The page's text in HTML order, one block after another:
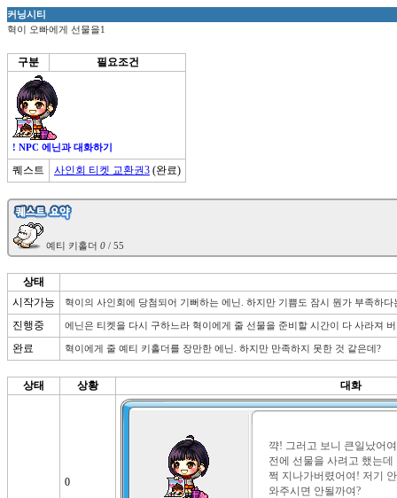
커닝시티
혁이 오빠에게 선물을1
구분 필요조건
! NPC 에닌과 대화하기
퀘스트 사인회 티켓 교환권3 (완료)
예티 키홀더 0
상태
시작가능
혁이의 사인회에 당첨되어 기뻐하는 에닌. 하지만 기쁨도 잠시 뭔가 부족하
진행중 에닌은 티켓을 다시 구하느라 혁이에게 줄 선물을 준비할 시간이 다 사라져
완료 혁이에게 줄 예티 키홀더를 장만한 에닌. 하지만 만족하지 못한 것 같은데?
상태 상황 대화
0
꺅! 그러고 보니 큰일났어
전에 선물을 사려고 했는
쩍 지나가버렸어여! 저기
와주시면 안될까여?